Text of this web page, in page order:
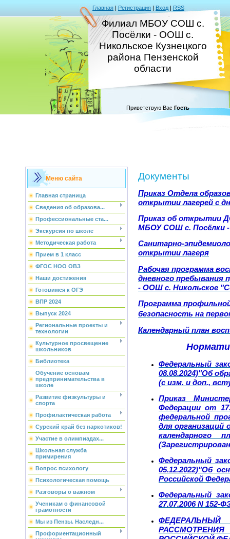
Главная | Регистрация | Вход | RSS
Филиал МБОУ СОШ с.
Посёлки - ООШ с.
Никольское Кузнецкого
района Пензенской
области
Приветствую Вас Гость
Меню сайта
Главная страница
Сведения об образова...
Профессиональные ста...
Экскурсия по школе
Методическая работа
Прием в 1 класс
ФГОС НОО ОВЗ
Наши достижения
Готовимся к ОГЭ
ВПР 2024
Выпуск 2024
Региональные проекты и
технологии
Культурное просвещение
школьников
Библиотека
Обучение основам
предпринимательства в
школе
Развитие физкультуры и
спорта
Профилактическая работа
Сурский край без наркотиков!
Участие в олимпиадах...
Школьная служба
примирения
Вопрос психологу
Психологическая помощь
Разговоры о важном
Ученикам о финансовой
грамотности
Мы из Пензы. Наследн...
Профориентационный
Документы
Приказ Отдела
открытии лагерей с
Приказ об открытии
МБОУ СОШ с. Посёлки
Санитарно-
открытии лагеря
Рабочая программа
дневного
- ООШ с. Никольское
Программа
безопасность на
Календарный план
Федеральный
08.08.2024)"Об
(с изм. и доп.,
Приказ
Федерации от
федеральной
для организаций
календарного
Федеральный
05.12.2022)"Об
Российской
Федеральный
27.07.2006 N 152-